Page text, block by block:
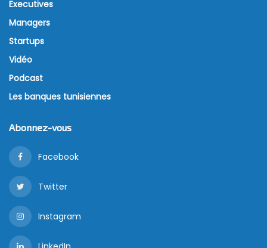
Executives
Managers
Startups
Vidéo
Podcast
Les banques tunisiennes
Abonnez-vous
Facebook
Twitter
Instagram